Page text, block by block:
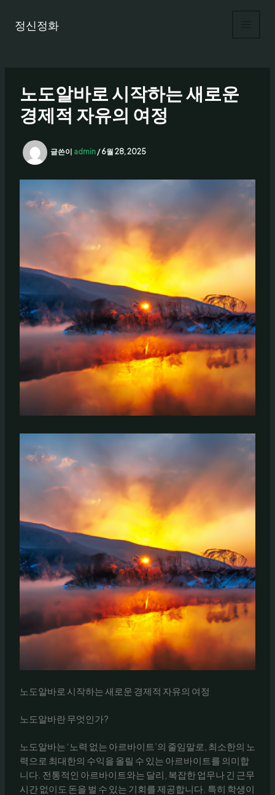
정신정화
노도알바로 시작하는 새로운
경제적 자유의 여정
글쓴이 admin/6월 28, 2025
노도알바로 시작하는 새로운 경제적 자유의 여정
노도알바란 무엇인가?
노도알바는 ‘노력 없는 아르바이트’의 줄임말로, 최소한의 노
력으로 최대한의 수익을 올릴 수 있는 아르바이트를 의미합
니다. 전통적인 아르바이트와는 달리, 복잡한 업무나 긴 근무
시간 없이도 돈을 벌 수 있는 기회를 제공합니다. 특히 학생이